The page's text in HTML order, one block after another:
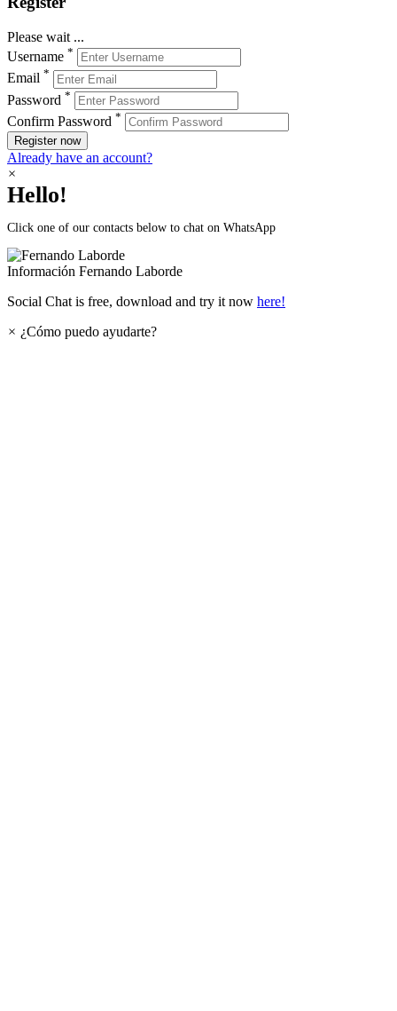
Please wait ...
Username *
Email *
Password *
Confirm Password *
Register now
Already have an account?
×
Hello!
Click one of our contacts below to chat on WhatsApp
Información Fernando Laborde
Social Chat is free, download and try it now here!
× ¿Cómo puedo ayudarte?